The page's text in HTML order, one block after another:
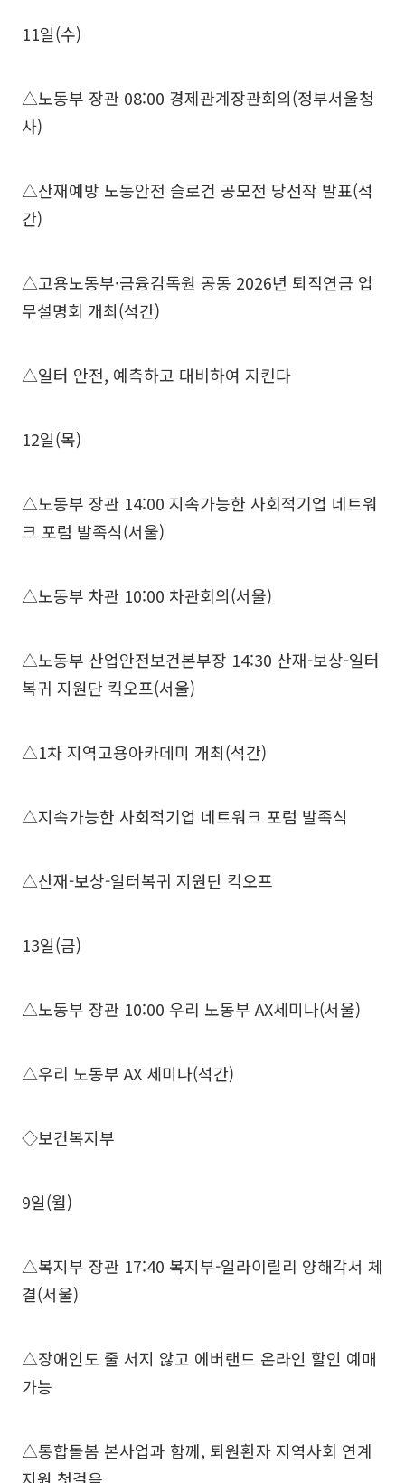
11일(수)
△노동부 장관 08:00 경제관계장관회의(정부서울청
사)
△산재예방 노동안전 슬로건 공모전 당선작 발표(석
간)
△고용노동부·금융감독원 공동 2026년 퇴직연금 업
무설명회 개최(석간)
△일터 안전, 예측하고 대비하여 지킨다
12일(목)
△노동부 장관 14:00 지속가능한 사회적기업 네트워
크 포럼 발족식(서울)
△노동부 차관 10:00 차관회의(서울)
△노동부 산업안전보건본부장 14:30 산재-보상-일터
복귀 지원단 킥오프(서울)
△1차 지역고용아카데미 개최(석간)
△지속가능한 사회적기업 네트워크 포럼 발족식
△산재-보상-일터복귀 지원단 킥오프
13일(금)
△노동부 장관 10:00 우리 노동부 AX세미나(서울)
△우리 노동부 AX 세미나(석간)
◇보건복지부
9일(월)
△복지부 장관 17:40 복지부-일라이릴리 양해각서 체
결(서울)
△장애인도 줄 서지 않고 에버랜드 온라인 할인 예매
가능
△통합돌봄 본사업과 함께, 퇴원환자 지역사회 연계